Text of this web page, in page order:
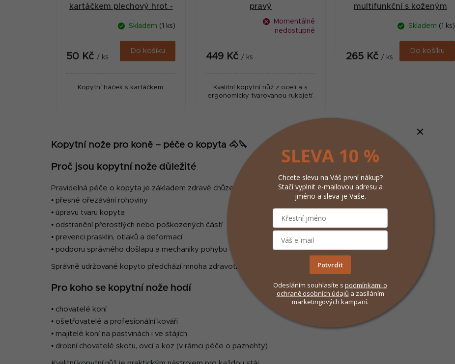
kartáčkem plechový hrot -
Skladem (1 ks)
50 Kč / ks
Do košíku
Kopytní háček s kartáčkem.
pravý
Momentálně
nedostupné
449 Kč / ks
Kvalitní kopytní nůž z oceli a s
ergonomicky tvarovanou rukojetí.
multifunkční s koženým
Skladem (1 ks)
265 Kč / ks
Do košíku
l
á
a
c
r
k
y
v
ý
p
i
Kopytní nože pro koně – péče o kopyta 🐴🔪
Proč jsou kopytní nože důležité
Pravidelná péče o kopyta je základem zdravé chůze a celkového pohodlí koně.Kopytní nožeumožňují:
• přesné ořezávání rohoviny
• úpravu tvaru kopyta
• odstranění přerostlých nebo poškozených částí
• prevenci prasklin, otlaků a deformací
• podporu správného došlapu a mechaniky pohybu
Správně udržované kopyto předchází mnoha zdravotním problémům, včetně kulhání a zánětů.
Pro koho se kopytní nože hodí
• chovatelé koní
• ošetřovatelé a profesionální kováři
• majitelé koní na pastvinách i ve stájích
• drobní chovatelé skotu, ovcí a koz (v rámci péče o paznehty)
SLEVA 10 %
Chcete slevu na Váš první nákup?
Stačí vyplnit e-mailovou adresu a
jméno a sleva je Vaše.
Potvrdit
Odesláním souhlasíte s podmínkami o
ochraně osobních údajů a zasíláním
marketingových kampaní.